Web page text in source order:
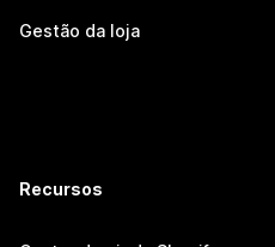
Gestão da loja
Recursos